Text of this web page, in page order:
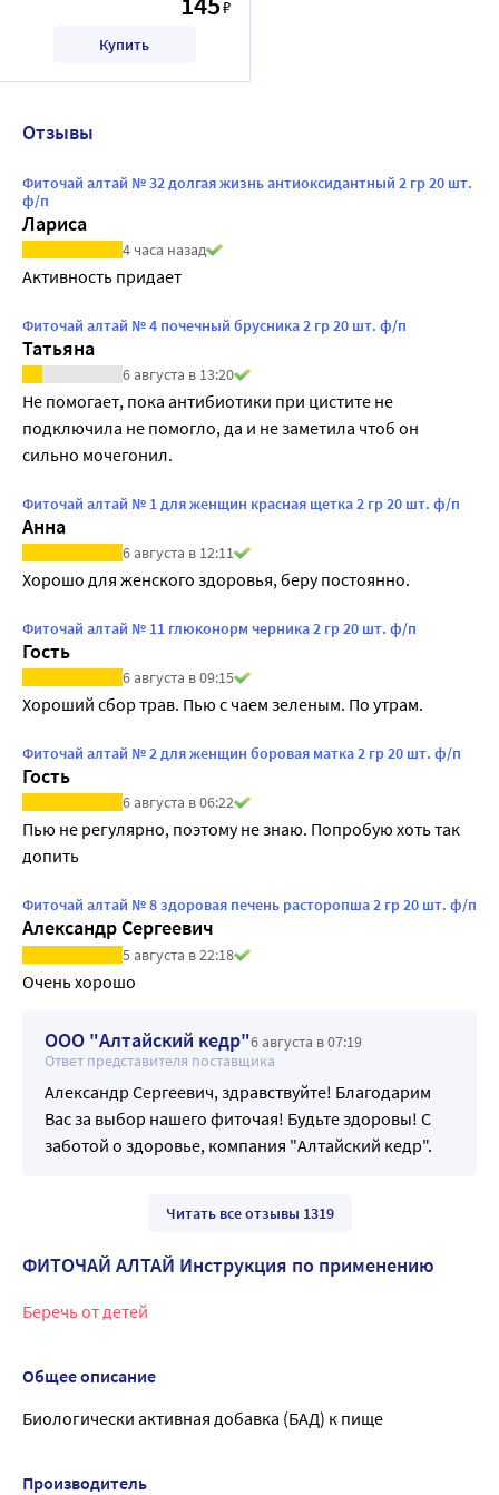
₽
Купить
Отзывы
Фиточай алтай № 32 долгая жизнь антиоксидантный 2 гр 20 шт.
ф/п
Лариса
4 часа назад
Активность придает
Фиточай алтай № 4 почечный брусника 2 гр 20 шт. ф/п
Татьяна
6 августа в 13:20
Не помогает, пока антибиотики при цистите не
подключила не помогло, да и не заметила чтоб он
сильно мочегонил.
Фиточай алтай № 1 для женщин красная щетка 2 гр 20 шт. ф/п
Анна
6 августа в 12:11
Хорошо для женского здоровья, беру постоянно.
Фиточай алтай № 11 глюконорм черника 2 гр 20 шт. ф/п
Гость
6 августа в 09:15
Хороший сбор трав. Пью с чаем зеленым. По утрам.
Фиточай алтай № 2 для женщин боровая матка 2 гр 20 шт. ф/п
Гость
6 августа в 06:22
Пью не регулярно, поэтому не знаю. Попробую хоть так
допить
Фиточай алтай № 8 здоровая печень расторопша 2 гр 20 шт. ф/п
Александр Сергеевич
5 августа в 22:18
Очень хорошо
ООО "Алтайский кедр"6 августа в 07:19
Ответ представителя поставщика
Александр Сергеевич, здравствуйте! Благодарим
Вас за выбор нашего фиточая! Будьте здоровы! С
заботой о здоровье, компания "Алтайский кедр".
Читать все отзывы 1319
ФИТОЧАЙ АЛТАЙ Инструкция по применению
Беречь от детей
Общее описание
Биологически активная добавка (БАД) к пище
Производитель